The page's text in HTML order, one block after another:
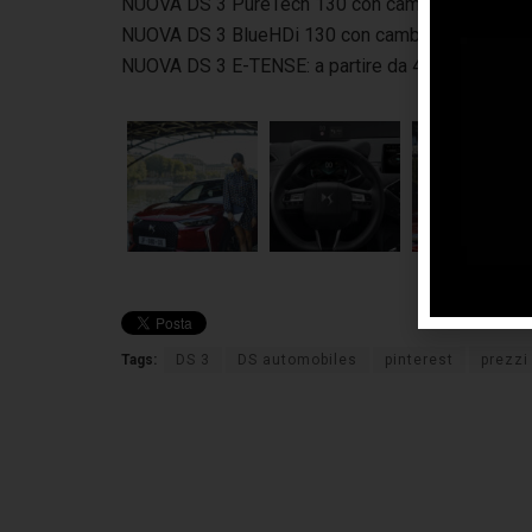
NUOVA DS 3 BlueHDi 130 con cambio
NUOVA DS 3 E-TENSE: a partire da 41.550 euro
Tags: DS 3 DS automobiles pinterest prezzi